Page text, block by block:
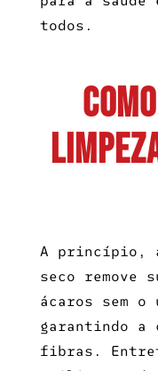
todos.
A princípio,
seco remove
ácaros sem o
garantindo a
fibras.